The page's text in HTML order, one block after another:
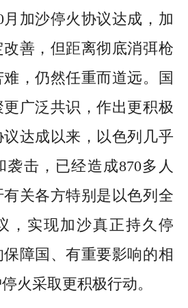
加沙停火协议达成，加
善，但距离彻底消弭枪
，仍然任重而道远。国
广泛共识，作出更积极
达成以来，以色列几乎
袭击，已经造成870多人
关各方特别是以色列全
，实现加沙真正持久停
障国、有重要影响的相
火采取更积极行动。